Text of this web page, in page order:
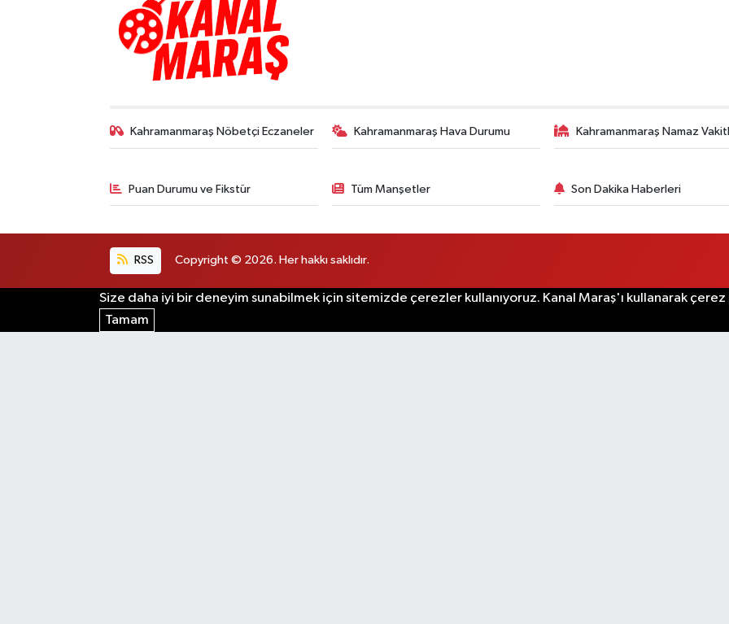
Kahramanmaraş Nöbetçi Eczaneler Kahramanmaraş Hava Durumu Kahramanmaraş Namaz
Puan Durumu ve Fikstür Tüm Manşetler Son Dakika Haberleri
RSS Copyright © 2026. Her hakkı saklıdır.
Size daha iyi bir deneyim sunabilmek için sitemizde çerezler kullanıyoruz. Kanal Maraş'ı kullanarak çerez
Tamam